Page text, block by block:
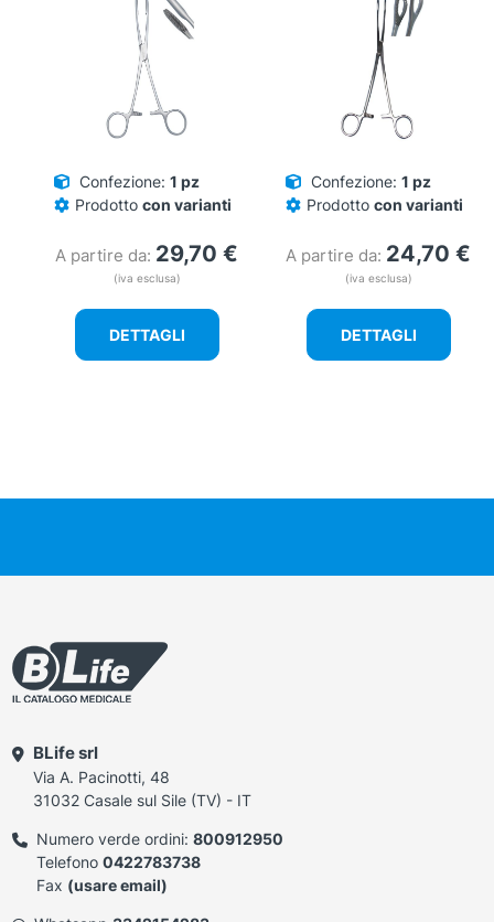
Confezione: 1 pz
Prodotto con varianti
A partire da: 29,70 €
(iva esclusa)
DETTAGLI
Confezione: 1 pz
Prodotto con varianti
A partire da: 24,70 €
(iva esclusa)
DETTAGLI
BLife srl
Via A. Pacinotti, 48
31032 Casale sul Sile (TV) - IT
Numero verde ordini: 800912950
Telefono 0422783738
Fax (usare email)